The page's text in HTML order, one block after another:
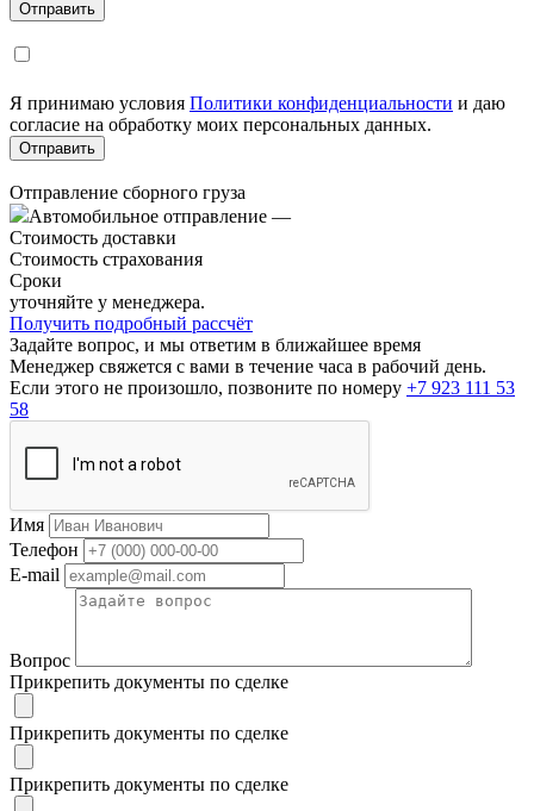
Я принимаю условия Политики конфиденциальности и даю
согласие на обработку моих персональных данных.
Отправление сборного груза
Автомобильное отправление —
Стоимость доставки
Стоимость страхования
Сроки
уточняйте у менеджера.
Получить подробный рассчёт
Задайте вопрос, и мы ответим в ближайшее время
Менеджер свяжется с вами в течение часа в рабочий день.
Если этого не произошло, позвоните по номеру +7 923 111 53
58
Имя
Телефон
E-mail
Вопрос
Прикрепить документы по сделке
Прикрепить документы по сделке
Прикрепить документы по сделке